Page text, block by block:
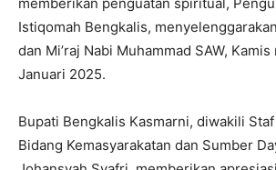
Istiqomah Bengkalis,
dan Mi’raj Nabi Muhammad SAW,
Januari 2025.
Bupati Bengkalis Kasmarni, diwakili
Bidang Kemasyarakatan dan Sumber